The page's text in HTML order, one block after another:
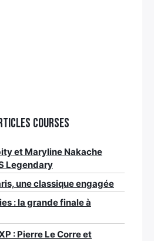
Courses
et Maryline Nakache
Legendary
une classique engagée
: la grande finale à
: Pierre Le Corre et